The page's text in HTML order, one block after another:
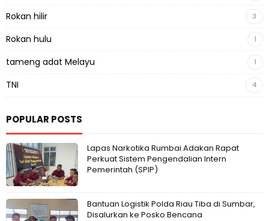
Rokan hilir 3
Rokan hulu 1
tameng adat Melayu 1
TNI 4
POPULAR POSTS
Lapas Narkotika Rumbai Adakan Rapat
Perkuat Sistem Pengendalian Intern
Pemerintah (SPIP)
Bantuan Logistik Polda Riau Tiba di Sumbar,
Disalurkan ke Posko Bencana